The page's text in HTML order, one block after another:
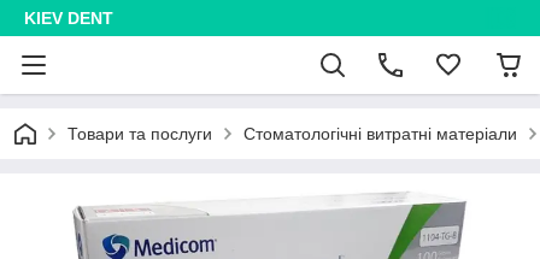
KIEV DENT
Товари та послуги Стоматологічні витратні матеріали